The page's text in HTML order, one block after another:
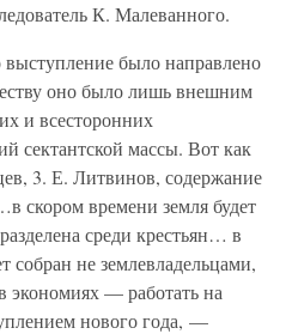
К. Малеванного.
выступление было направлено
оно было лишь внешним
и всесторонних
сектантской массы. Вот как
3. Е. Литвинов, содержание
скором времени земля будет
среди крестьян… в
собран не землевладельцами,
экономиях — работать на
нового года, —